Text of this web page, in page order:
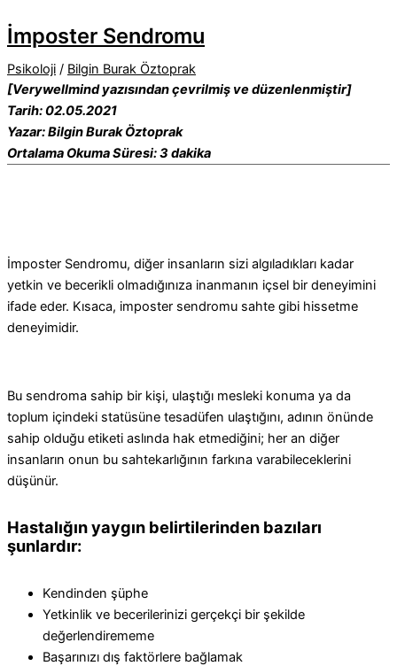
İmposter Sendromu
Psikoloji / Bilgin Burak Öztoprak
[Verywellmind yazısından çevrilmiş ve düzenlenmiştir]
Tarih: 02.05.2021
Yazar: Bilgin Burak Öztoprak
Ortalama Okuma Süresi: 3 dakika
İmposter Sendromu, diğer insanların sizi algıladıkları kadar
yetkin ve becerikli olmadığınıza inanmanın içsel bir deneyimini
ifade eder. Kısaca, imposter sendromu sahte gibi hissetme
deneyimidir.
Bu sendroma sahip bir kişi, ulaştığı mesleki konuma ya da
toplum içindeki statüsüne tesadüfen ulaştığını, adının önünde
sahip olduğu etiketi aslında hak etmediğini; her an diğer
insanların onun bu sahtekarlığının farkına varabileceklerini
düşünür.
Hastalığın yaygın belirtilerinden bazıları
şunlardır:
Kendinden şüphe
Yetkinlik ve becerilerinizi gerçekçi bir şekilde
değerlendirememe
Başarınızı dış faktörlere bağlamak